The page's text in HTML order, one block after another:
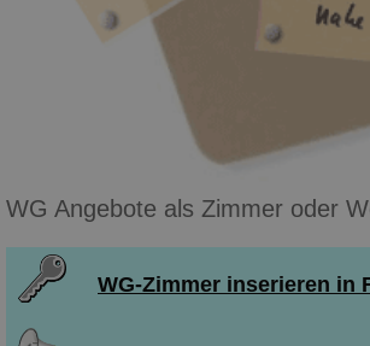
WG Angebote als Zimmer oder
WG-Zimmer inserieren in